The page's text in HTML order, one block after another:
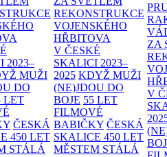
2023–
MUŽI
DO
LET
ČESKÁ
450 LET
STÁLÁ
REKONSTRUKCE
VOJENSKÉHO
HŘBITOVA
V ČESKÉ
SKALICI 2023–
2025 KDYŽ MUŽI
(NE)JDOU DO
BOJE 55 LET
FILMOVÉ
BABIČKY ČESKÁ
SKALICE 450 LET
MĚSTEM STÁLÁ
ZA
V